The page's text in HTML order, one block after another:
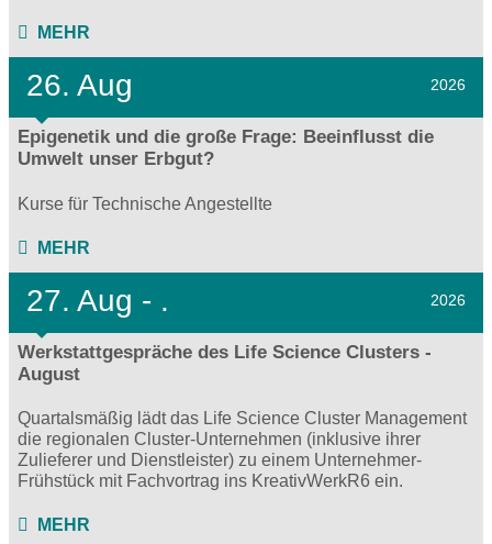
MEHR
26. Aug 2026
Epigenetik und die große Frage: Beeinflusst die
Umwelt unser Erbgut?
Kurse für Technische Angestellte
MEHR
27. Aug - . 2026
Werkstattgespräche des Life Science Clusters -
August
Quartalsmäßig lädt das Life Science Cluster Management
die regionalen Cluster-Unternehmen (inklusive ihrer
Zulieferer und Dienstleister) zu einem Unternehmer-
Frühstück mit Fachvortrag ins KreativWerkR6 ein.
MEHR